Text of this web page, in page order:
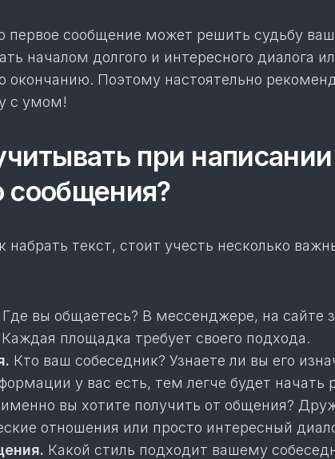
первое сообщение может решить судьбу
началом долгого и интересного диалога
окончанию. Поэтому настоятельно
с умом!
при написании
сообщения?
набрать текст, стоит учесть несколько
Где вы общаетесь? В мессенджере, на сайте
площадка требует своего подхода.
Кто ваш собеседник? Узнаете ли вы его
у вас есть, тем легче будет начать
вы хотите получить от общения?
отношения или просто интересный
Какой стиль подходит вашему